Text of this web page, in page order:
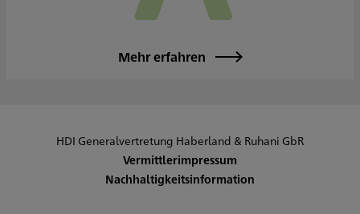
Mehr erfahren
HDI Generalvertretung Haberland & Ruhani GbR
Vermittlerimpressum
Nachhaltigkeitsinformation